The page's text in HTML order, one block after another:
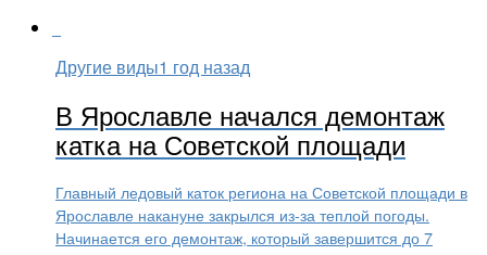
Другие виды1 год назад
В Ярославле начался демонтаж
катка на Советской площади
Главный ледовый каток региона на Советской площади в
Ярославле накануне закрылся из-за теплой погоды.
Начинается его демонтаж, который завершится до 7